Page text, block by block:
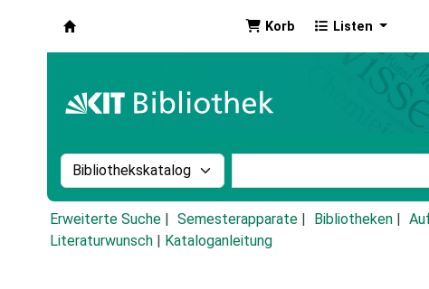
Korb Listen
Suche im Katalog nach:
Erweiterte Suche Semesterapparate Bibliotheken
Literaturwunsch
Kataloganleitung